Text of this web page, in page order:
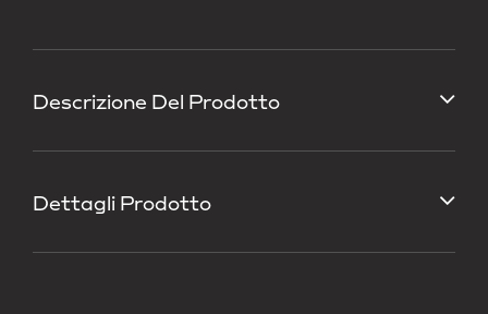
Descrizione Del Prodotto
Dettagli Prodotto